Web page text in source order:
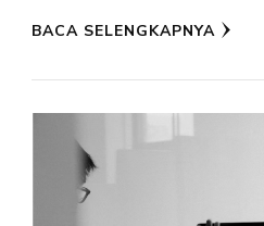
BACA SELENGKAPNYA